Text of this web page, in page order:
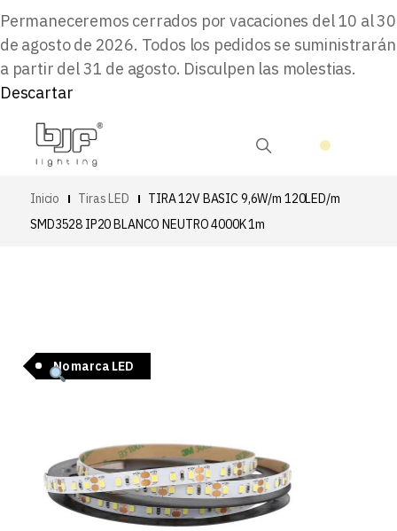
Permaneceremos cerrados por vacaciones del 10 al 30
de agosto de 2026. Todos los pedidos se suministrarán
a partir del 31 de agosto. Disculpen las molestias.
Descartar
Inicio Tiras LED
TIRA 12V BASIC 9,6W/m 120LED/m
SMD3528 IP20 BLANCO NEUTRO 4000K 1m
No marca LED